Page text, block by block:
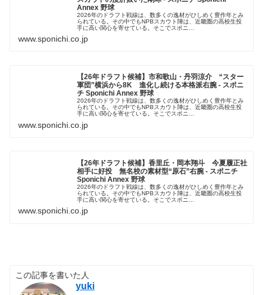
Annex 野球
2026年のドラフト戦線は、数多くの逸材がひしめく豊作年とみ
られている。その中でもNPBスカウト陣は、近畿圏の高校生投
手に高い関心を寄せている。そこでスポニ…
www.sponichi.co.jp
【26年ドラフト候補】市和歌山・丹羽涼介 “スター
軍団”横浜から8K 進化し続ける本格派右腕 - スポニ
チ Sponichi Annex 野球
2026年のドラフト戦線は、数多くの逸材がひしめく豊作年とみ
られている。その中でもNPBスカウト陣は、近畿圏の高校生投
手に高い関心を寄せている。そこでスポニ…
www.sponichi.co.jp
【26年ドラフト候補】香里丘・岡本翔斗 今夏履正社
相手に好投 無名校の素材型“原石”右腕 - スポニチ
Sponichi Annex 野球
2026年のドラフト戦線は、数多くの逸材がひしめく豊作年とみ
られている。その中でもNPBスカウト陣は、近畿圏の高校生投
手に高い関心を寄せている。そこでスポニ…
www.sponichi.co.jp
この記事を書いた人
yuki